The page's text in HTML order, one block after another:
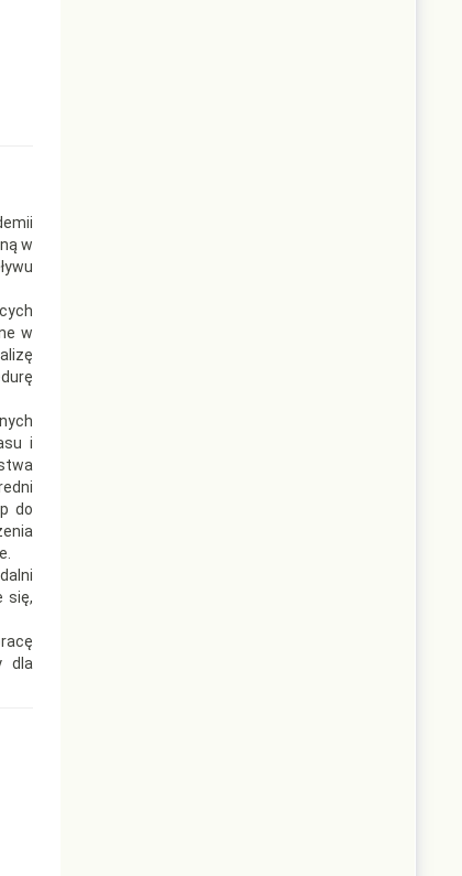
w
w
i
do
się,
dla